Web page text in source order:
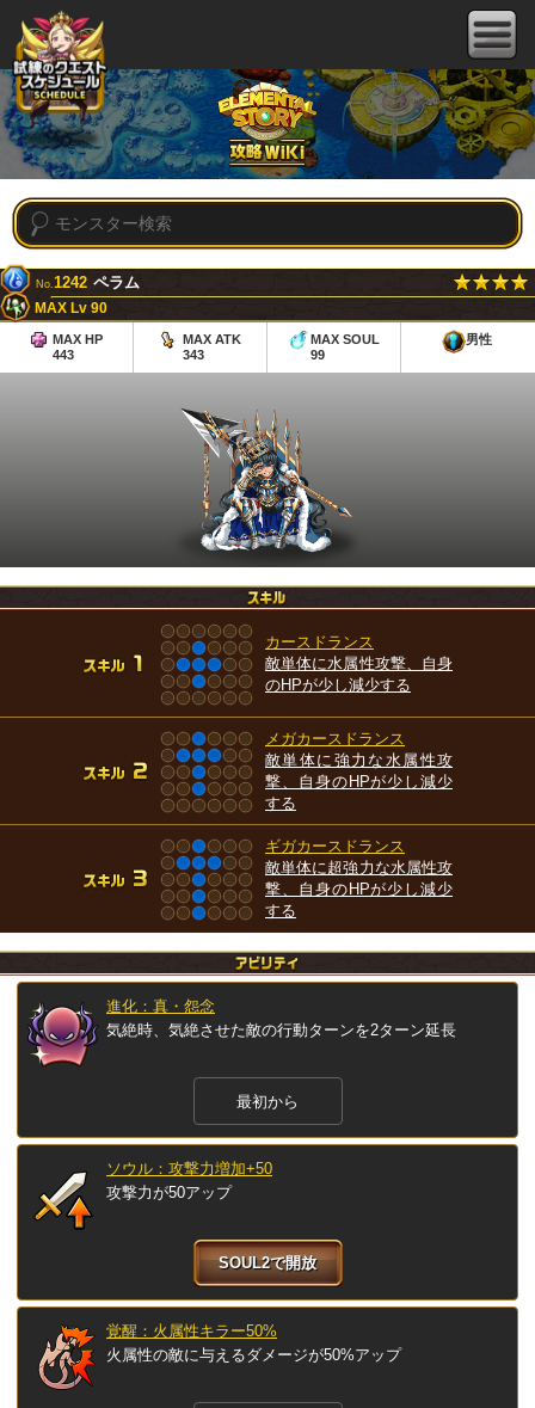
No.1242 ペラム
MAX Lv 90
MAX HP
443
MAX ATK
343
MAX SOUL
99
男性
カースドランス
敵単体に水属性攻撃、自身
のHPが少し減少する
メガカースドランス
敵単体に強力な水属性攻
撃、自身のHPが少し減少
する
ギガカースドランス
敵単体に超強力な水属性攻
撃、自身のHPが少し減少
する
進化：真・怨念
気絶時、気絶させた敵の行動ターンを2ターン延長
最初から
ソウル：攻撃力増加+50
攻撃力が50アップ
SOUL2で開放
覚醒：火属性キラー50%
火属性の敵に与えるダメージが50%アップ